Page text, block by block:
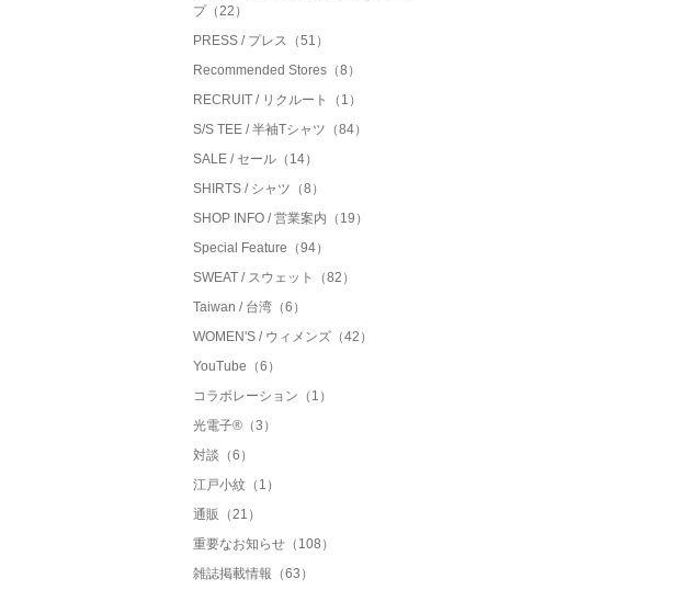
プ（22）
PRESS / プレス（51）
Recommended Stores（8）
RECRUIT / リクルート（1）
S/S TEE / 半袖Tシャツ（84）
SALE / セール（14）
SHIRTS / シャツ（8）
SHOP INFO / 営業案内（19）
Special Feature（94）
SWEAT / スウェット（82）
Taiwan / 台湾（6）
WOMEN'S / ウィメンズ（42）
YouTube（6）
コラボレーション（1）
光電子®（3）
対談（6）
江戸小紋（1）
通販（21）
重要なお知らせ（108）
雑誌掲載情報（63）